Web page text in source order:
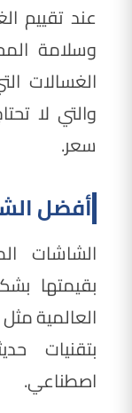
عند تقييم
وسلامة
الغسالات
والتي لا
سعر.
أفضل
الشاشات
بقيمتها
العالمية
اصطناعي.